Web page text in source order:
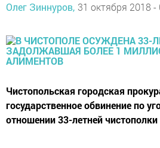
Олег Зиннуров, 31 октября 2018 -
Чистопольская городская
государственное обвинение по
отношении 33-летней